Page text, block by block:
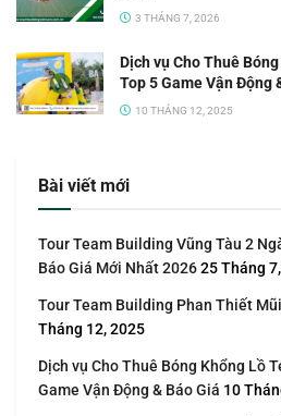
3 THÁNG 7, 2026
Dịch vụ Cho Thuê
Top 5 Game Vận Động
10 THÁNG 12, 2025
Bài viết mới
Tour Team Building Vũng Tàu 2
Báo Giá Mới Nhất 202625 Tháng
Tour Team Building Phan Thiết
Tháng 12, 2025
Dịch vụ Cho Thuê Bóng Khổng Lồ
Game Vận Động & Báo Giá 10